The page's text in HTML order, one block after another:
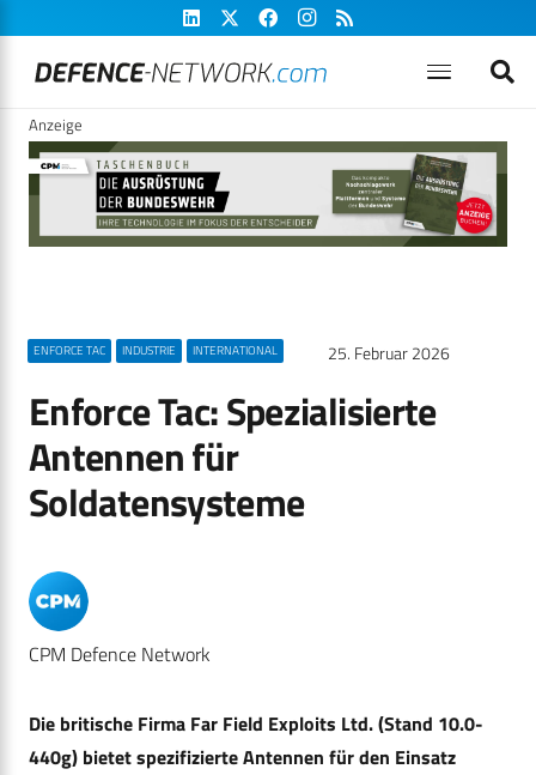
Anzeige
ENFORCE TAC INDUSTRIE INTERNATIONAL 25. Februar 2026
Enforce Tac: Spezialisierte
Antennen für
Soldatensysteme
CPM Defence Network
Die britische Firma Far Field Exploits Ltd. (Stand 10.0-
440g) bietet spezifizierte Antennen für den Einsatz